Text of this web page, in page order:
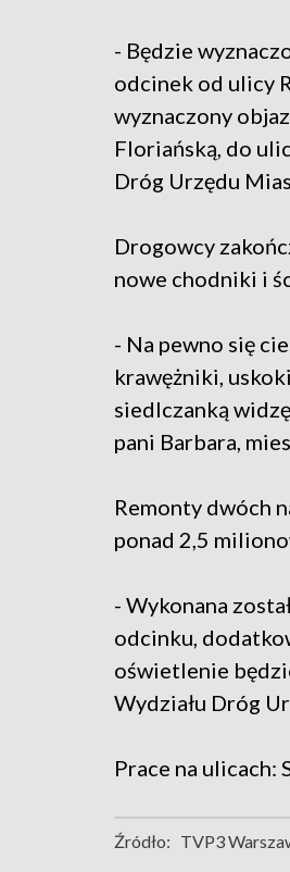
- Będzie
odcinek od ulicy
wyznaczony
Floriańską, do
Dróg Urzędu
Drogowcy
nowe chodniki i
- Na pewno się
krawężniki,
siedlczanką
pani Barbara,
Remonty dwóch
ponad 2,5
- Wykonana
odcinku,
oświetlenie
Wydziału Dróg
Prace na ulicach:
Źródło: TVP3